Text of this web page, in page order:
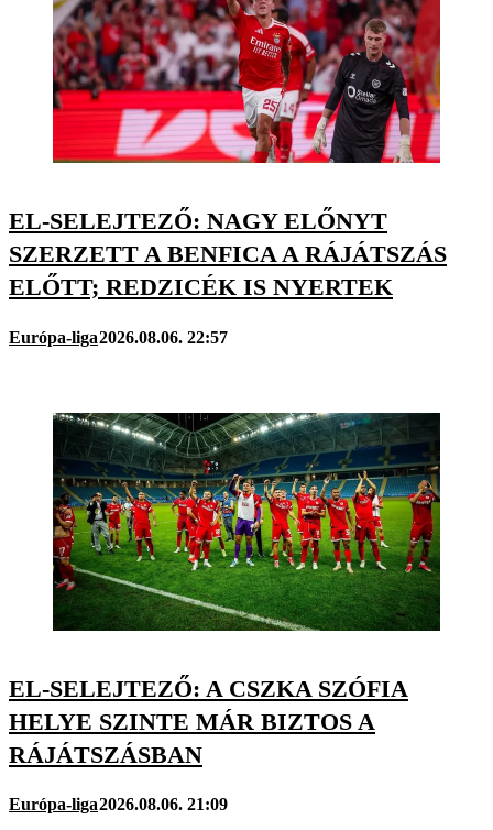
EL-SELEJTEZŐ: NAGY ELŐNYT
SZERZETT A BENFICA A RÁJÁTSZÁS
ELŐTT; REDZICÉK IS NYERTEK
Európa-liga2026.08.06. 22:57
EL-SELEJTEZŐ: A CSZKA SZÓFIA
HELYE SZINTE MÁR BIZTOS A
RÁJÁTSZÁSBAN
Európa-liga2026.08.06. 21:09